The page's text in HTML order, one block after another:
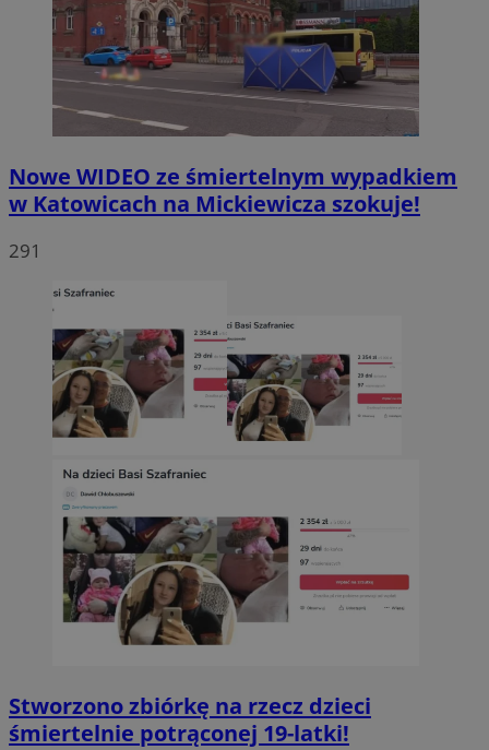
Nowe WIDEO ze śmiertelnym wypadkiem
w Katowicach na Mickiewicza szokuje!
291
Stworzono zbiórkę na rzecz dzieci
śmiertelnie potrąconej 19-latki!